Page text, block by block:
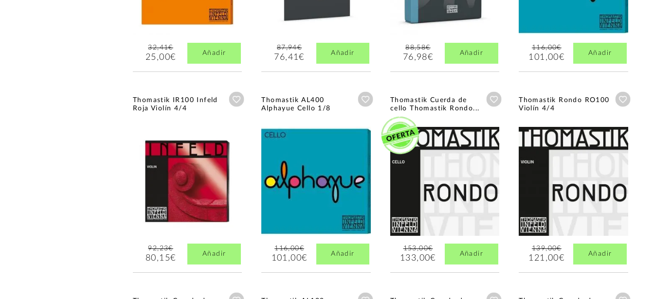
32,41€
25,00€ Añadir
87,94€
76,41€ Añadir
88,58€
76,98€ Añadir
116,00€
101,00€ Añadir
Thomastik IR100 Infeld
Roja Violín 4/4
Añadir a wishlist
92,23€
80,15€ Añadir
Thomastik AL400
Alphayue Cello 1/8
Añadir a wishlist
116,00€
101,00€ Añadir
Thomastik Cuerda de
cello Thomastik Rondo...
Añadir a wishlist
153,00€
133,00€ Añadir
Thomastik Rondo RO100
Violín 4/4
139,00€
121,00€ Añadir